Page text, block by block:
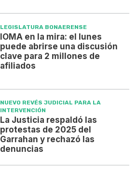
LEGISLATURA BONAERENSE
IOMA en la mira: el lunes
puede abrirse una discusión
clave para 2 millones de
afiliados
NUEVO REVÉS JUDICIAL PARA LA
INTERVENCIÓN
La Justicia respaldó las
protestas de 2025 del
Garrahan y rechazó las
denuncias